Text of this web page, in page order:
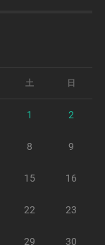
土 日
1 2
8 9
15 16
22 23
29 30